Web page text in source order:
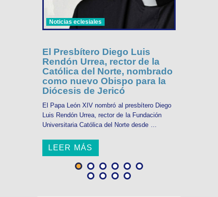
Noticias eclesiales
El Presbítero Diego Luis
Rendón Urrea, rector de la
Católica del Norte, nombrado
como nuevo Obispo para la
Diócesis de Jericó
El Papa León XIV nombró al presbítero Diego
Luis Rendón Urrea, rector de la Fundación
Universitaria Católica del Norte desde ...
LEER MÁS